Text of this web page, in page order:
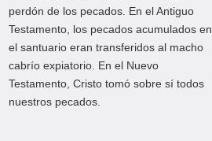
perdón de los pecados. En el Antiguo
Testamento, los pecados acumulados en
el santuario eran transferidos al macho
cabrío expiatorio. En el Nuevo
Testamento, Cristo tomó sobre sí todos
nuestros pecados.